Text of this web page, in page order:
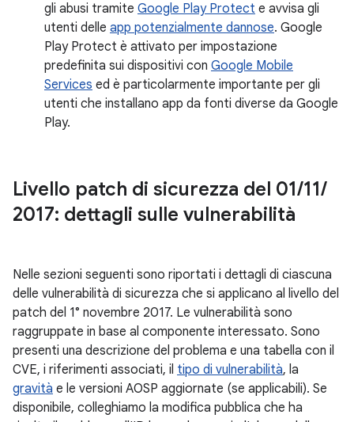
gli abusi tramite Google Play Protect e avvisa gli
utenti delle app potenzialmente dannose. Google
Play Protect è attivato per impostazione
predefinita sui dispositivi con Google Mobile
Services ed è particolarmente importante per gli
utenti che installano app da fonti diverse da Google
Play.
Livello patch di sicurezza del 01/11/
2017: dettagli sulle vulnerabilità
Nelle sezioni seguenti sono riportati i dettagli di ciascuna
delle vulnerabilità di sicurezza che si applicano al livello del
patch del 1° novembre 2017. Le vulnerabilità sono
raggruppate in base al componente interessato. Sono
presenti una descrizione del problema e una tabella con il
CVE, i riferimenti associati, il tipo di vulnerabilità, la
gravità e le versioni AOSP aggiornate (se applicabili). Se
disponibile, colleghiamo la modifica pubblica che ha